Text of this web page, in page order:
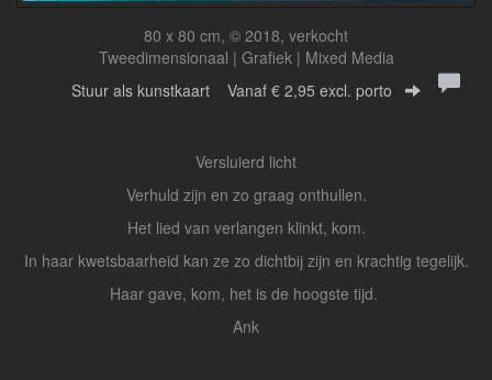
80 x 80 cm, © 2018, verkocht
Tweedimensionaal | Grafiek | Mixed Media
Stuur als kunstkaart Vanaf € 2,95 excl. porto
Versluierd licht
Verhuld zijn en zo graag onthullen.
Het lied van verlangen klinkt, kom.
In haar kwetsbaarheid kan ze zo dichtbij zijn en krachtig tegelijk.
Haar gave, kom, het is de hoogste tijd.
Ank